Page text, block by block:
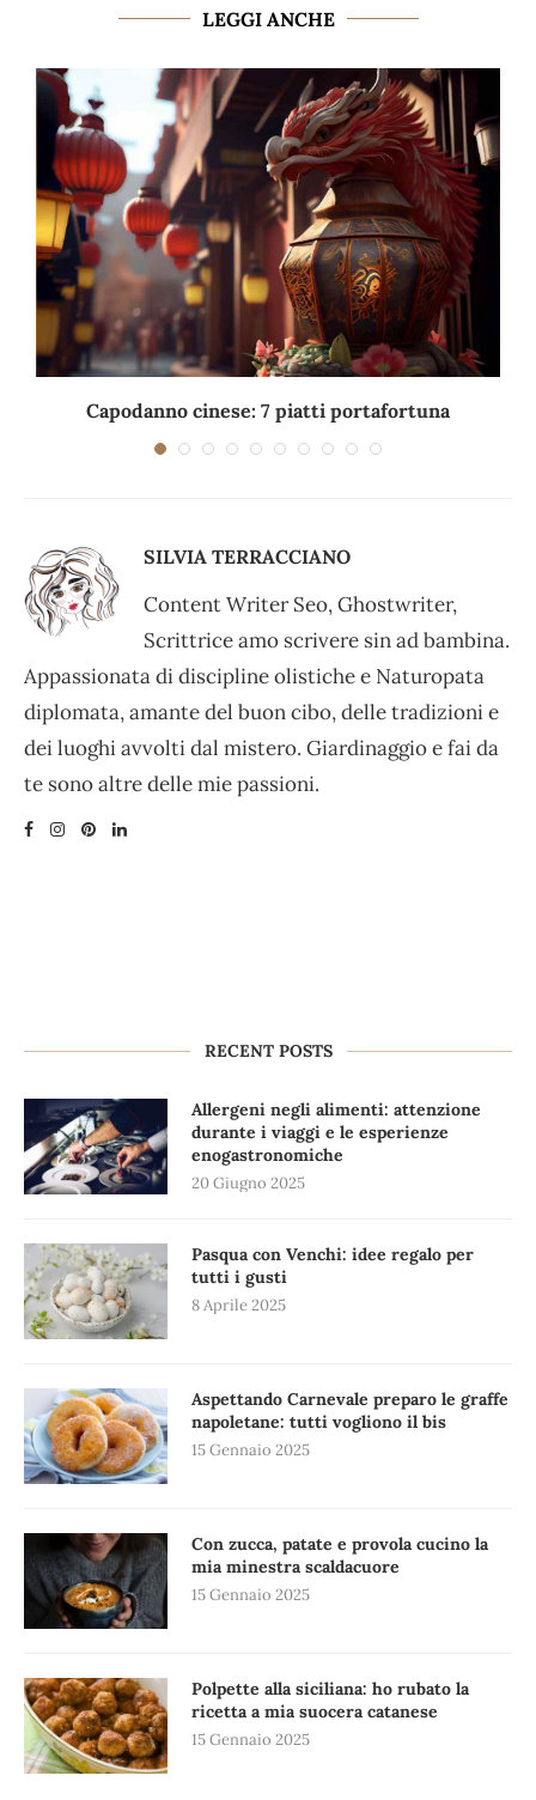
LEGGI ANCHE
Capodanno cinese: 7 piatti portafortuna
SILVIA TERRACCIANO
Content Writer Seo, Ghostwriter,
Scrittrice amo scrivere sin ad bambina.
Appassionata di discipline olistiche e Naturopata
diplomata, amante del buon cibo, delle tradizioni e
dei luoghi avvolti dal mistero. Giardinaggio e fai da
te sono altre delle mie passioni.
RECENT POSTS
Allergeni negli alimenti: attenzione
durante i viaggi e le esperienze
enogastronomiche
20 Giugno 2025
Pasqua con Venchi: idee regalo per
tutti i gusti
8 Aprile 2025
Aspettando Carnevale preparo le graffe
napoletane: tutti vogliono il bis
15 Gennaio 2025
Con zucca, patate e provola cucino la
mia minestra scaldacuore
15 Gennaio 2025
Polpette alla siciliana: ho rubato la
ricetta a mia suocera catanese
15 Gennaio 2025